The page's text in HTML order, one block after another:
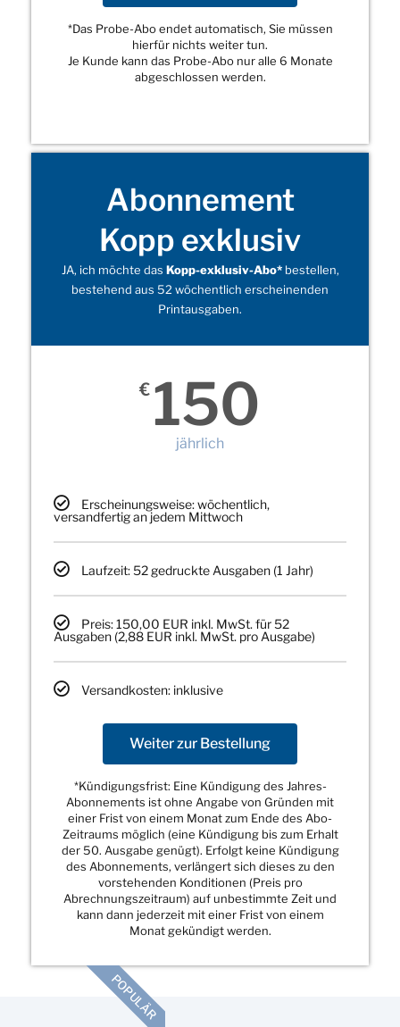
*Das Probe-Abo endet automatisch, Sie müssen
hierfür nichts weiter tun.
Je Kunde kann das Probe-Abo nur alle 6 Monate
abgeschlossen werden.
Abonnement
Kopp exklusiv
JA, ich möchte das Kopp-exklusiv-Abo*bestellen,
bestehend aus 52 wöchentlich erscheinenden
Printausgaben.
€ 150
jährlich
Erscheinungsweise: wöchentlich,
versandfertig an jedem Mittwoch
Laufzeit: 52 gedruckte Ausgaben (1 Jahr)
Preis: 150,00 EUR inkl. MwSt. für 52
Ausgaben (2,88 EUR inkl. MwSt. pro Ausgabe)
Versandkosten: inklusive
Weiter zur Bestellung
*Kündigungsfrist: Eine Kündigung des Jahres-
Abonnements ist ohne Angabe von Gründen mit
einer Frist von einem Monat zum Ende des Abo-
Zeitraums möglich (eine Kündigung bis zum Erhalt
der 50. Ausgabe genügt). Erfolgt keine Kündigung
des Abonnements, verlängert sich dieses zu den
vorstehenden Konditionen (Preis pro
Abrechnungszeitraum) auf unbestimmte Zeit und
kann dann jederzeit mit einer Frist von einem
Monat gekündigt werden.
POPULÄR